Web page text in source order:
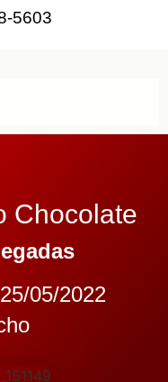
5603
Chocolate
05/2022